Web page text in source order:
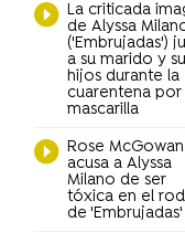
La criticada
de Alyssa
('Embrujadas')
a su marido y
hijos durante la
cuarentena por
mascarilla
Rose McGowan
acusa a Alyssa
Milano de ser
tóxica en el
de 'Embrujadas'